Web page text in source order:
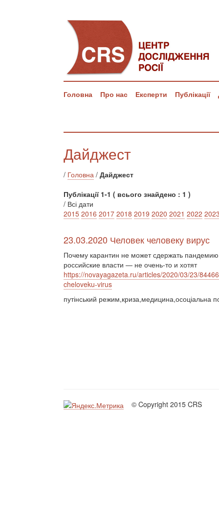
Головна Про нас Експерти Публікації
Дайджест
/ Головна / Дайджест
Публікації 1-1 ( всього знайдено : 1 )
/ Всі дати
2015 2016 2017 2018 2019 2020 2021 2022
23.03.2020 Человек человеку вирус
Почему карантин не может сдержать
российские власти — не очень-то и хотят
https://novayagazeta.ru/articles/2020/03/23/
cheloveku-virus
путінський режим,криза,медицина,осоціальна
© Copyright 2015 CRS